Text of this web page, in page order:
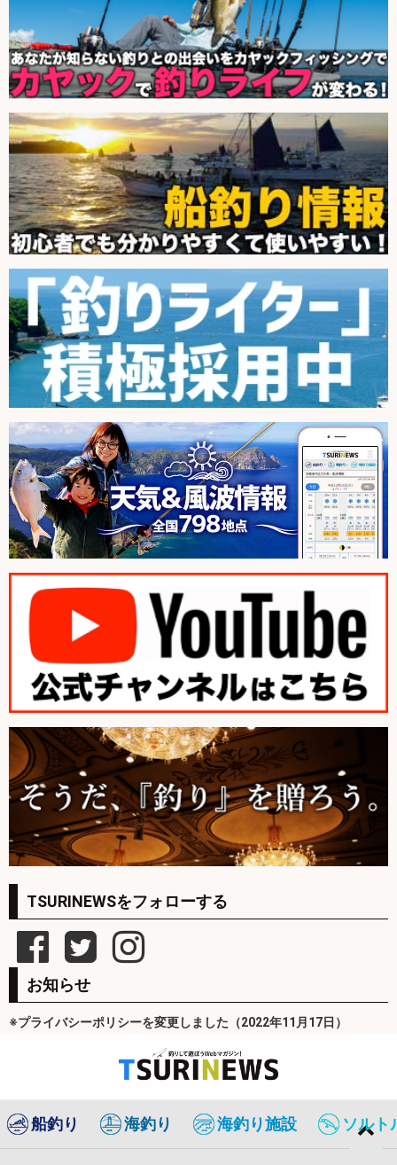
TSURINEWSをフォローする
お知らせ
※プライバシーポリシーを変更しました（2022年11月17日）
船釣り 海釣り 海釣り施設 ソルト